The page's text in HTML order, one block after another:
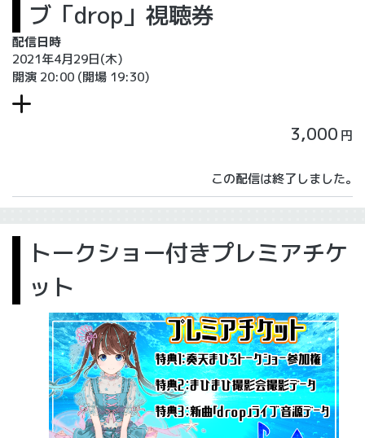
ブ「drop」視聴券
配信日時
2021年4月29日(木)
開演 20:00 (開場 19:30)
3,000 円
この配信は終了しました。
トークショー付きプレミアチケ
ット